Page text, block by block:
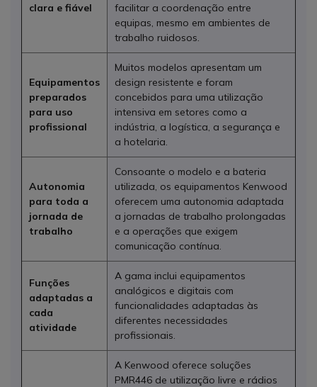
clara e fiável
facilitar a coordenação entre
equipas, mesmo em ambientes de
trabalho ruidosos.
Equipamentos
preparados
para uso
profissional
Muitos modelos apresentam um
design resistente e foram
concebidos para uma utilização
intensiva em setores como a
indústria, a logística, a segurança e
a hotelaria.
Autonomia
para toda a
jornada de
trabalho
Consoante o modelo e a bateria
utilizada, os equipamentos Kenwood
oferecem uma autonomia adaptada
a jornadas de trabalho prolongadas
e a operações que exigem
comunicação contínua.
Funções
adaptadas a
cada
atividade
A gama inclui equipamentos
analógicos e digitais com
funcionalidades adaptadas às
diferentes necessidades
profissionais.
A Kenwood oferece soluções
PMR446 de utilização livre e rádios